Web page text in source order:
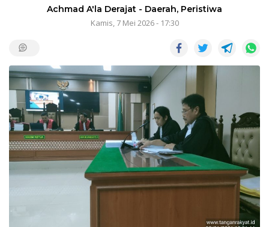
Achmad A'la Derajat - Daerah, Peristiwa
Kamis, 7 Mei 2026 - 17:30